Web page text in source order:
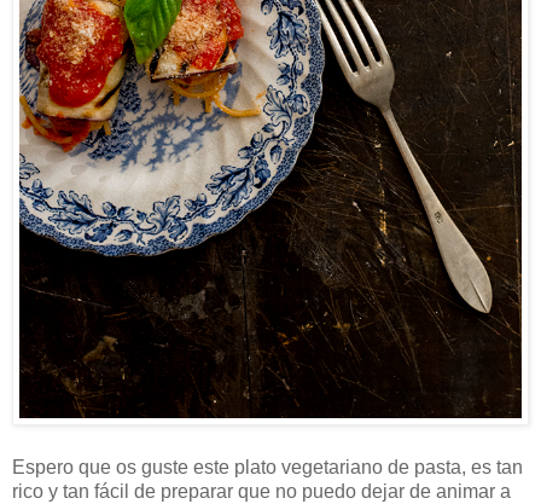
Espero que os guste este plato vegetariano de pasta, es tan
rico y tan fácil de preparar que no puedo dejar de animar a